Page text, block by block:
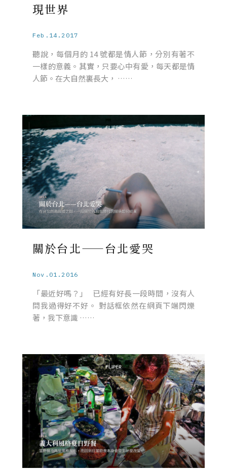
現世界
Feb.14.2017
聽說，每個月的 14 號都是情人節，分別有著不
一樣的意義。其實，只要心中有愛，每天都是情
人節。在大自然裏長大， ……
關於台北——台北愛哭
Nov.01.2016
「最近好嗎？」 已經有好長一段時間，沒有人
問我過得好不好。 對話框依然在網頁下端閃爍
著，我下意識 ……